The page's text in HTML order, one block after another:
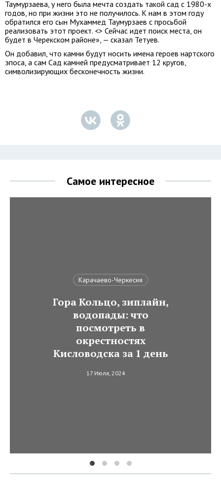
Таумурзаева, у него была мечта создать такой сад с 1980-х
годов, но при жизни это не получилось. К нам в этом году
обратился его сын Мухаммед Таумурзаев с просьбой
реализовать этот проект. <> Сейчас идет поиск места, он
будет в Черекском районе», — сказал Тетуев.
Он добавил, что камни будут носить имена героев нартского
эпоса, а сам Сад камней предусматривает 12 кругов,
символизирующих бесконечность жизни.
Самое интересное
Карачаево-Черкесия
Гора Кольцо, зиплайн,
водопады: что
посмотреть в
окрестностях
Кисловодска за 1 день
17 Июля, 2024